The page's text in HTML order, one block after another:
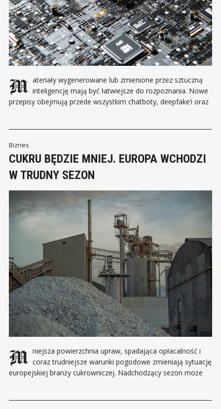
Materiały wygenerowane lub zmienione przez sztuczną inteligencję mają być łatwiejsze do rozpoznania. Nowe
przepisy obejmują przede wszystkim chatboty, deepfake’i oraz
sztucznej inteligencji i ograniczenie
Biznes
CUKRU BĘDZIE MNIEJ. EUROPA WCHODZI
W TRUDNY SEZON
Mniejsza powierzchnia upraw, spadająca opłacalność i coraz trudniejsze warunki pogodowe zmieniają sytuację
europejskiej branży cukrowniczej. Nadchodzący sezon może